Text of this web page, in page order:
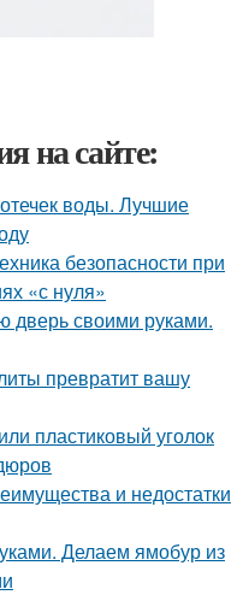
на сайте:
воды. Лучшие
безопасности при
«с нуля»
дверь своими руками.
превратит вашу
пластиковый уголок
и недостатки
Делаем ямобур из